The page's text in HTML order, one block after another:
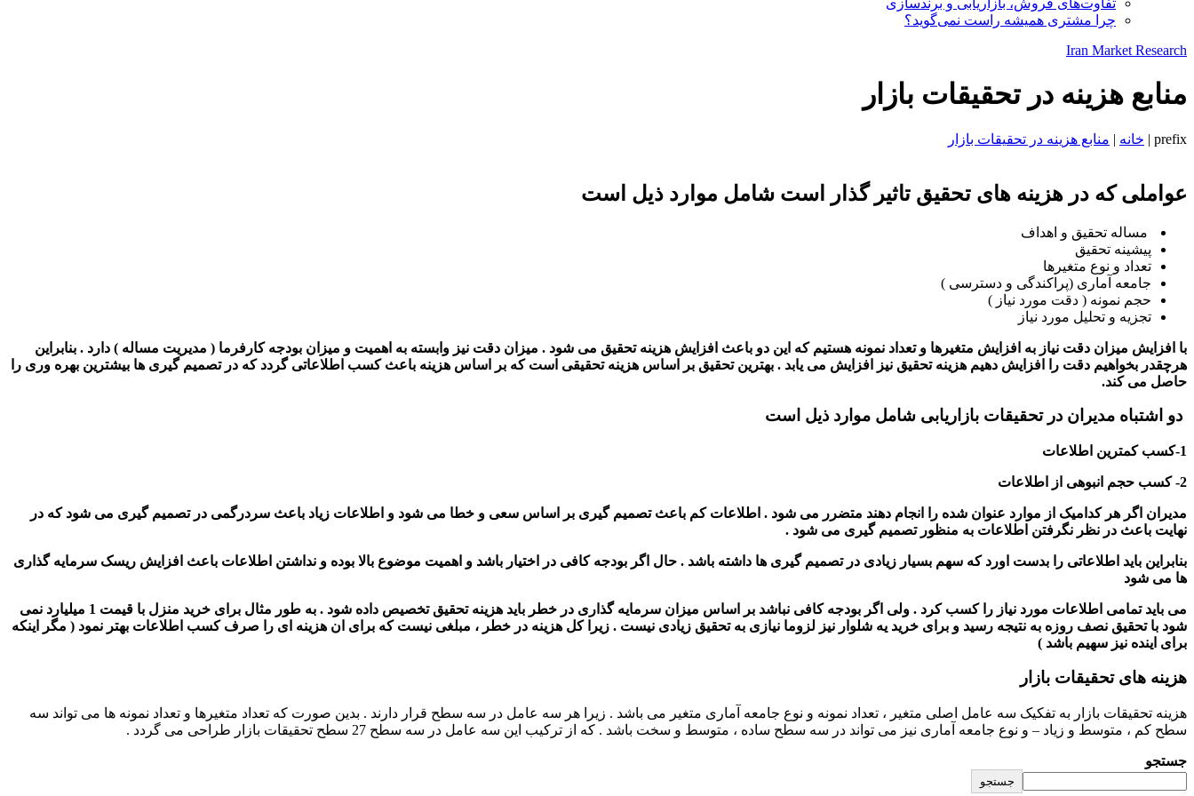
تفاوت‌های فروش، بازاریابی و برندسازی
چرا مشتری همیشه راست نمی‌گوید؟
Iran Market Research
منابع هزینه در تحقیقات بازار
prefix
| خانه | منابع هزینه در تحقیقات بازار
عواملی که در هزینه های تحقیق تاثیر گذار است شامل موارد ذیل است
مساله تحقیق و اهداف
پیشینه تحقیق
تعداد و نوع متغیرها
جامعه آماری (پراکندگی و دسترسی )
حجم نمونه ( دقت مورد نیاز )
تجزیه و تحلیل مورد نیاز
با افزایش میزان دقت نیاز به افزایش متغیرها و تعداد نمونه هستیم که این دو باعث افزایش هزینه تحقیق می شود . میزان دقت نیز وابسته به اهمیت و میزان بودجه کارفرما ( مدیریت مساله ) دارد . بنابراین
هرچقدر بخواهیم دقت را افزایش دهیم هزینه تحقیق نیز افزایش می یابد . بهترین تحقیق بر اساس هزینه تحقیقی است که بر اساس هزینه باعث کسب اطلاعاتی گردد که در تصمیم گیری ها بیشترین بهره وری را
حاصل می کند.
دو اشتباه مدیران در تحقیقات بازاریابی شامل موارد ذیل است
1-کسب کمترین اطلاعات
2- کسب حجم انبوهی از اطلاعات
مدیران اگر هر کدامیک از موارد عنوان شده را انجام دهند متضرر می شود . اطلاعات کم باعث تصمیم گیری بر اساس سعی و خطا می شود و اطلاعات زیاد باعث سردرگمی در تصمیم گیری می شود که در
نهایت باعث در نظر نگرفتن اطلاعات به منظور تصمیم گیری می شود .
بنابراین باید اطلاعاتی را بدست اورد که سهم بسیار زیادی در تصمیم گیری ها داشته باشد . حال اگر بودجه کافی در اختیار باشد و اهمیت موضوع بالا بوده و نداشتن اطلاعات باعث افزایش ریسک سرمایه گذاری
ها می شود
می باید تمامی اطلاعات مورد نیاز را کسب کرد . ولی اگر بودجه کافی نباشد بر اساس میزان سرمایه گذاری در خطر باید هزینه تحقیق تخصیص داده شود . به طور مثال برای خرید منزل با قیمت 1 میلیارد نمی
شود با تحقیق نصف روزه به نتیجه رسید و برای خرید یه شلوار نیز لزوما نیازی به تحقیق زیادی نیست . زیرا کل هزینه در خطر ، مبلغی نیست که برای ان هزینه ای را صرف کسب اطلاعات بهتر نمود ( مگر اینکه
برای اینده نیز سهیم باشد )
هزینه های تحقیقات بازار
هزینه تحقیقات بازار به تفکیک سه عامل اصلی متغیر ، تعداد نمونه و نوع جامعه آماری متغیر می باشد . زیرا هر سه عامل در سه سطح قرار دارند . بدین صورت که تعداد متغیرها و تعداد نمونه ها می تواند سه
سطح کم ، متوسط و زیاد – و نوع جامعه آماری نیز می تواند در سه سطح ساده ، متوسط و سخت باشد . که از ترکیب این سه عامل در سه سطح 27 سطح تحقیقات بازار طراحی می گردد .
جستجو
جستجو